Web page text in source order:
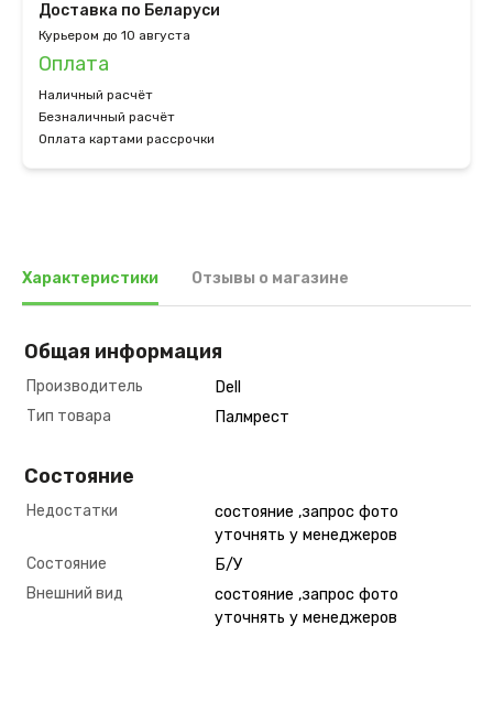
Доставка по Беларуси
Курьером до 10 августа
Оплата
Наличный расчёт
Безналичный расчёт
Оплата картами рассрочки
Характеристики Отзывы о магазине
Общая информация
Производитель
Dell
Тип товара
Палмрест
Состояние
Недостатки
состояние ,запрос фото
уточнять у менеджеров
Состояние
Б/У
Внешний вид
состояние ,запрос фото
уточнять у менеджеров